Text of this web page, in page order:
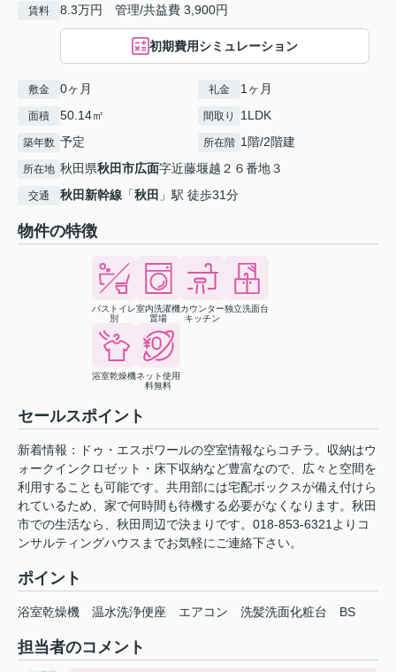
賃料 8.3万円 管理/共益費 3,900円
初期費用シミュレーション
敷金 0ヶ月 礼金 1ヶ月
面積 50.14㎡ 間取り 1LDK
築年数 予定 所在階 1階/2階建
所在地 秋田県秋田市広面字近藤堰越２６番地３
交通 秋田新幹線 「秋田 」駅 徒歩31分
物件の特徴
バストイレ
別
室内洗濯機
置場
カウンター
キッチン
独立洗面台
浴室乾燥機ネット使用
料無料
セールスポイント
新着情報：ドゥ・エスポワールの空室情報ならコチラ。収納はウ
ォークインクロゼット・床下収納など豊富なので、広々と空間を
利用することも可能です。共用部には宅配ボックスが備え付けら
れているため、家で何時間も待機する必要がなくなります。秋田
市での生活なら、秋田周辺で決まりです。018-853-6321よりコ
ンサルティングハウスまでお気軽にご連絡下さい。
ポイント
浴室乾燥機 温水洗浄便座 エアコン 洗髪洗面化粧台 BS
担当者のコメント